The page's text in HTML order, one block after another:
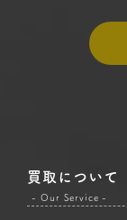
買取について
- Our Service -